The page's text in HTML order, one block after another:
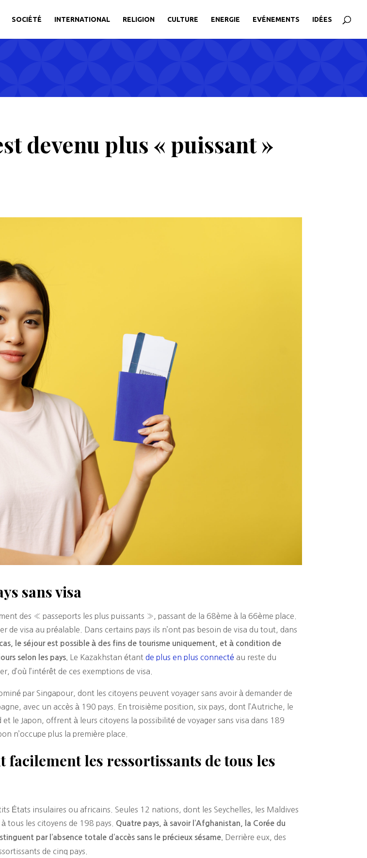
SOCIÉTÉ INTERNATIONAL RELIGION CULTURE ENERGIE EVÉNEMENTS IDÉES
devenu plus « puissant »
sans visa
des « passeports les plus puissants », passant de la 68ème à la 66ème place.
de visa au préalable. Dans certains pays ils n’ont pas besoin de visa du tout, dans
cas, le séjour est possible à des fins de tourisme uniquement, et à condition de
selon les pays.
Le Kazakhstan étantde plus en plus connecté au reste du
d’où l’intérêt de ces exemptions de visa.
par Singapour, dont les citoyens peuvent voyager sans avoir à demander de
avec un accès à 190 pays. En troisième position, six pays, dont l’Autriche, le
et le Japon, offrent à leurs citoyens la possibilité de voyager sans visa dans 189
n’occupe plus la première place.
facilement les ressortissants de tous les
États insulaires ou africains. Seules 12 nations, dont les Seychelles, les Maldives
tous les citoyens de 198 pays. Quatre pays, à savoir l’Afghanistan, la Corée du
par l’absence totale d’accès sans le précieux sésame.
Derrière eux, des
de cinq pays.